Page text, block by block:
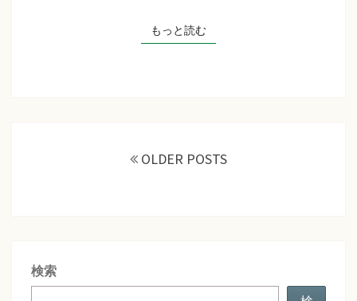
もっと読むもっと読む
OLDER POSTS
検索